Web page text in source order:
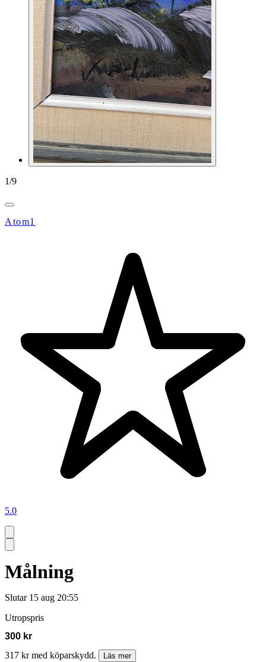
1/9
Atom1
5.0
Målning
Slutar 15 aug 20:55
Utropspris
300 kr
317 kr med köparskydd.
Läs mer